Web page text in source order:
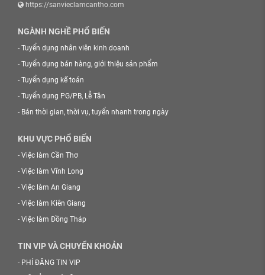
https://sanvieclamcantho.com
NGÀNH NGHỀ PHỔ BIẾN
- Tuyển dụng nhân viên kinh doanh
- Tuyển dụng bán hàng, giới thiệu sản phẩm
- Tuyển dụng kế toán
- Tuyển dụng PG/PB, Lễ Tân
- Bán thời gian, thời vụ, tuyển nhanh trong ngày
KHU VỰC PHỔ BIẾN
- Việc làm Cần Thơ
- Việc làm Vĩnh Long
- Việc làm An Giang
- Việc làm Kiên Giang
- Việc làm Đồng Tháp
TIN VIP VÀ CHUYỂN KHOẢN
- PHÍ ĐĂNG TIN VIP